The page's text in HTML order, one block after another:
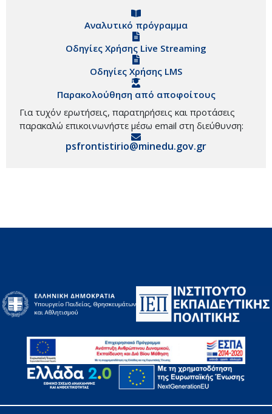
Αναλυτικό πρόγραμμα
Οδηγίες Χρήσης Live Streaming
Οδηγίες Χρήσης LMS
Παρακολούθηση από αποφοίτους
Για τυχόν ερωτήσεις, παρατηρήσεις και προτάσεις
παρακαλώ επικοινωνήστε μέσω email στη διεύθυνση:
psfrontistirio@minedu.gov.gr